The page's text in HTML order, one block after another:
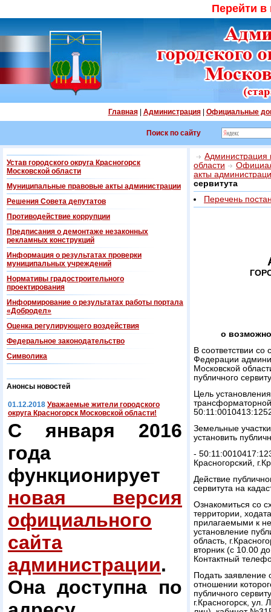
Перейти
Главная| Администрация| Официальные
Поиск по сайту
Устав городского округа Красногорск
Московской области
Муниципальные правовые акты администрации
Решения Совета депутатов
Противодействие коррупции
Предписания о демонтаже незаконных
рекламных конструкций
Информация о результатах проверки
муниципальных учреждений
Нормативы градостроительного
проектирования
Информирование о результатах работы портала
«Добродел»
Оценка регулирующего воздействия
Федеральнoe законодательство
Символика
Анонсы новостей
01.12.2018 Уважаемые жители городского
округа Красногорск Московской области!
С января 2016
года
функционирует
новая версия
официального
сайта
администрации.
Она доступна по
Администрация
области
акты
сервитута
Перечень
о
В соответствии со
Федерации
Московской
публичного
Цель
Земельные
установить
-
Красногорский,
Действие
сервитута на
Ознакомиться со
территории,
прилагаемыми к
установление
область,
вторник (с 10.00
Контактный
Подать заявление
отношении
публичного
г.Красногорск,